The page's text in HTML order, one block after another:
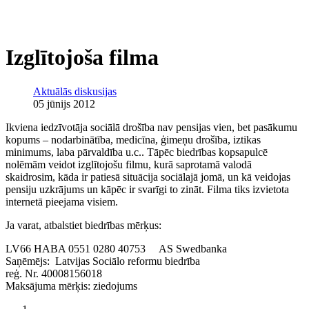
Izglītojoša filma
Aktuālās diskusijas
05 jūnijs 2012
Ikviena iedzīvotāja sociālā drošība nav pensijas vien, bet pasākumu
kopums – nodarbinātība, medicīna, ģimeņu drošība, iztikas
minimums, laba pārvaldība u.c.. Tāpēc biedrības kopsapulcē
nolēmām veidot izglītojošu filmu, kurā saprotamā valodā
skaidrosim, kāda ir patiesā situācija sociālajā jomā, un kā veidojas
pensiju uzkrājums un kāpēc ir svarīgi to zināt. Filma tiks izvietota
internetā pieejama visiem.
Ja varat, atbalstiet biedrības mērķus:
LV66 HABA 0551 0280 40753 AS Swedbanka
Saņēmējs: Latvijas Sociālo reformu biedrība
reģ. Nr. 40008156018
Maksājuma mērķis: ziedojums